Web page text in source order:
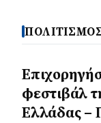
φεστιβάλ
Ελλάδας –